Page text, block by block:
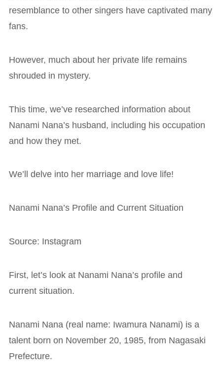
resemblance to other singers have captivated many
fans.
However, much about her private life remains
shrouded in mystery.
This time, we’ve researched information about
Nanami Nana’s husband, including his occupation
and how they met.
We’ll delve into her marriage and love life!
Nanami Nana’s Profile and Current Situation
Source: Instagram
First, let’s look at Nanami Nana’s profile and
current situation.
Nanami Nana (real name: Iwamura Nanami) is a
talent born on November 20, 1985, from Nagasaki
Prefecture.